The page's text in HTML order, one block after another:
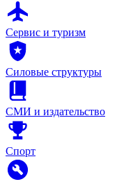
Сервис и туризм
Силовые структуры
СМИ и издательство
Спорт